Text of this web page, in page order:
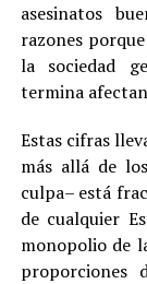
asesinatos
razones
la sociedad
termina
Estas cifras
más allá de
culpa– está
de cualquier
monopolio de
proporciones